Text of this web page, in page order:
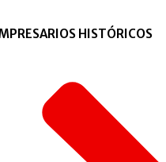
HISTÓRICOS